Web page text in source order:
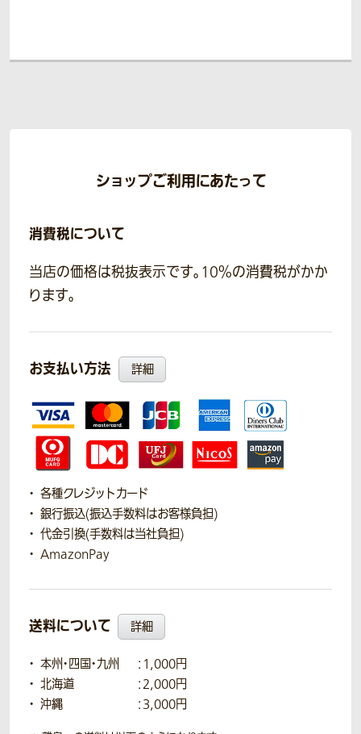
ショップご利用にあたって
消費税について
当店の価格は税抜表示です。10％の消費税がかか
ります。
お支払い方法 詳細
各種クレジットカード
銀行振込(振込手数料はお客様負担)
代金引換(手数料は当社負担)
AmazonPay
送料について 詳細
本州・四国・九州
：1,000円
北海道
：2,000円
沖縄
：3,000円